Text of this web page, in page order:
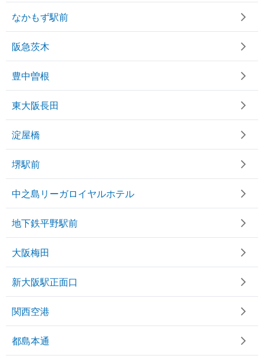
なかもず駅前
阪急茨木
豊中曽根
東大阪長田
淀屋橋
堺駅前
中之島リーガロイヤルホテル
地下鉄平野駅前
大阪梅田
新大阪駅正面口
関西空港
都島本通